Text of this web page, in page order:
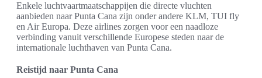
Enkele luchtvaartmaatschappijen die directe vluchten
aanbieden naar Punta Cana zijn onder andere KLM, TUI fly
en Air Europa. Deze airlines zorgen voor een naadloze
verbinding vanuit verschillende Europese steden naar de
internationale luchthaven van Punta Cana.
Reistijd naar Punta Cana